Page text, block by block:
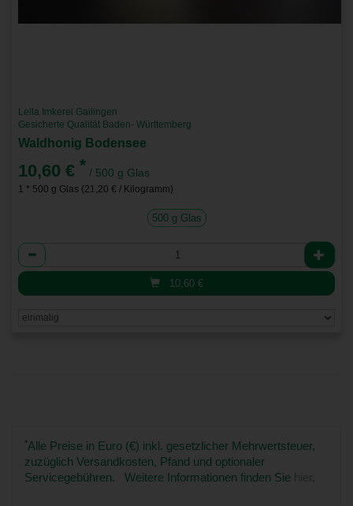
Lella Imkerei Gailingen
Gesicherte Qualität Baden- Württemberg
Waldhonig Bodensee
10,60 € * / 500 g Glas
1 * 500 g Glas (21,20 € / Kilogramm)
500 g Glas
Anzahl
10,60 €
*Alle Preise in Euro (€) inkl. gesetzlicher Mehrwertsteuer,
zuzüglich Versandkosten, Pfand und optionaler
Servicegebühren. Weitere Informationen finden Sie hier.